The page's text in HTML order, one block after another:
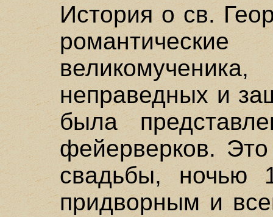
История о св.
неправедных и
была
фейерверков.
свадьбы, ночью
придворным и